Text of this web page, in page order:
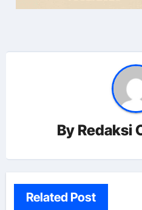
By Redaksi
Related Post